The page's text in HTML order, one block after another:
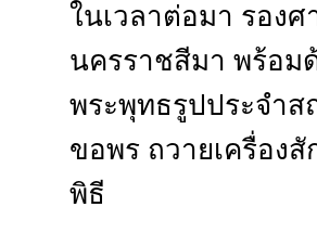
ในเวลาต่อมา รอง
นครราชสีมา พร้อม
พระพุทธรูปประจำ
ขอพร ถวายเครื่อง
พิธี